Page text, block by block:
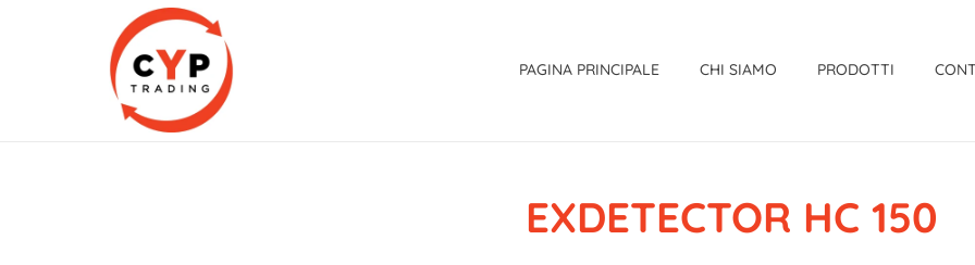
PAGINA PRINCIPALE CHI SIAMO PRODOTTI
EXDETECTOR HC 150